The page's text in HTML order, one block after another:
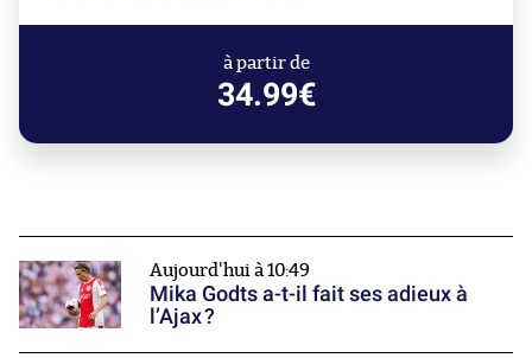
à partir de
34.99€
Aujourd'hui à 10:49
Mika Godts a-t-il fait ses adieux à
l’Ajax ?